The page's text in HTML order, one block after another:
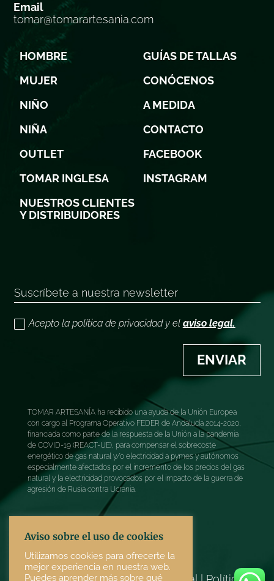
Email
tomar@tomarartesania.com
HOMBRE
MUJER
NIÑO
NIÑA
OUTLET
TOMAR INGLESA
NUESTROS CLIENTES
Y DISTRIBUIDORES
GUÍAS DE TALLAS
CONÓCENOS
A MEDIDA
CONTACTO
FACEBOOK
INSTAGRAM
Acepto la política de privacidad y el aviso legal.
ENVIAR
TOMAR ARTESANÍA ha recibido una ayuda de la Unión Europea
con cargo al Programa Operativo FEDER de Andalucía 2014-2020,
financiada como parte de la respuesta de la Unión a la pandemia
de COVID-19 (REACT-UE), para compensar el sobrecoste
energético de gas natural y/o electricidad a pymes y autónomos
especialmente afectados por el incremento de los precios del gas
natural y la electricidad provocados por el impacto de la guerra de
agresión de Rusia contra Ucrania.
Aviso sobre el uso de cookies
Utilizamos cookies para ofrecerte la
mejor experiencia en nuestra web.
Puedes aprender más sobre qué